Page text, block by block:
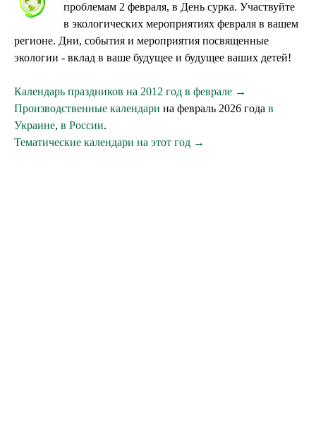
проблемам 2 февраля, в День сурка. Участвуйте
в экологических мероприятиях февраля в вашем
регионе. Дни, события и мероприятия посвященные
экологии - вклад в ваше будущее и будущее ваших детей!
Календарь праздников на 2012 год в феврале →
Производственные календари на февраль 2026 года в
Украине, в России.
Тематические календари на этот год →